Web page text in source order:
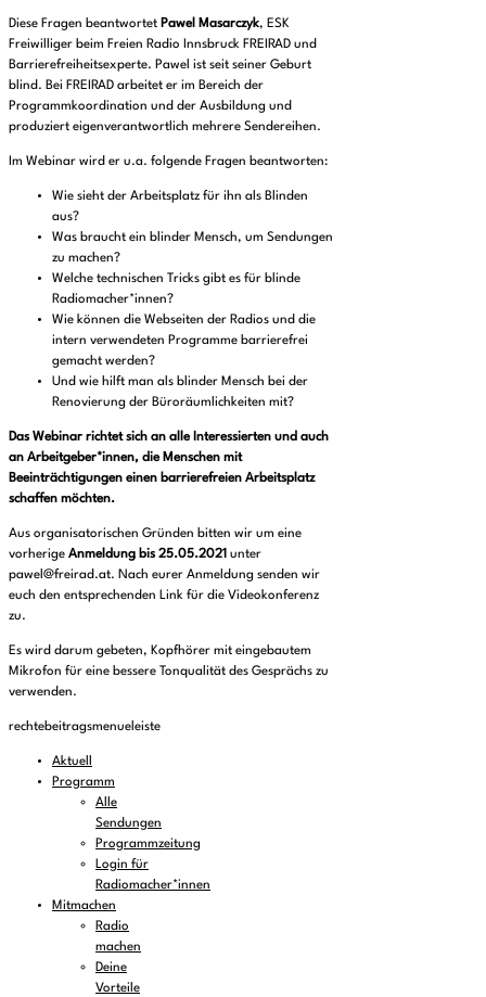
Diese Fragen beantwortet Pawel Masarczyk, ESK
Freiwilliger beim Freien Radio Innsbruck FREIRAD und
Barrierefreiheitsexperte. Pawel ist seit seiner Geburt
blind. Bei FREIRAD arbeitet er im Bereich der
Programmkoordination und der Ausbildung und
produziert eigenverantwortlich mehrere Sendereihen.
Im Webinar wird er u.a. folgende Fragen beantworten:
Wie sieht der Arbeitsplatz für ihn als Blinden
aus?
Was braucht ein blinder Mensch, um Sendungen
zu machen?
Welche technischen Tricks gibt es für blinde
Radiomacher*innen?
Wie können die Webseiten der Radios und die
intern verwendeten Programme barrierefrei
gemacht werden?
Und wie hilft man als blinder Mensch bei der
Renovierung der Büroräumlichkeiten mit?
Das Webinar richtet sich an alle Interessierten und auch
an Arbeitgeber*innen, die Menschen mit
Beeinträchtigungen einen barrierefreien Arbeitsplatz
schaffen möchten.
Aus organisatorischen Gründen bitten wir um eine
vorherige Anmeldung bis 25.05.2021 unter
pawel@freirad.at. Nach eurer Anmeldung senden wir
euch den entsprechenden Link für die Videokonferenz
zu.
Es wird darum gebeten, Kopfhörer mit eingebautem
Mikrofon für eine bessere Tonqualität des Gesprächs zu
verwenden.
rechtebeitragsmenueleiste
Aktuell
Programm
Alle
Sendungen
Programmzeitung
Login für
Radiomacher*innen
Mitmachen
Radio
machen
Deine
Vorteile